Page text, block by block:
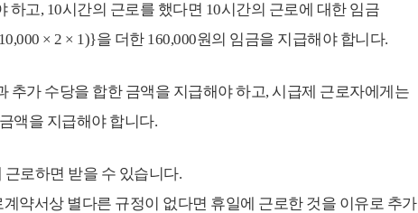
하고, 10시간의 근로를 했다면 10시간의 근로에 대한 임금
× 2 × 1)}을 더한 160,000원의 임금을 지급해야 합니다.
가 수당을 합한 금액을 지급해야 하고, 시급제 근로자에게는
액을 지급해야 합니다.
로하면 받을 수 있습니다.
약서상 별다른 규정이 없다면 휴일에 근로한 것을 이유로 추가